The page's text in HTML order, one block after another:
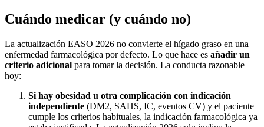
Cuándo medicar (y cuándo no)
La actualización EASO 2026 no convierte el hígado graso en una
enfermedad farmacológica por defecto. Lo que hace es añadir un
criterio adicional para tomar la decisión. La conducta razonable
hoy:
Si hay obesidad u otra complicación con indicación
independiente (DM2, SAHS, IC, eventos CV) y el paciente
cumple los criterios habituales, la indicación farmacológica ya